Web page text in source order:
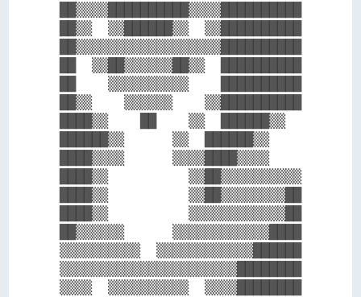
██▒▒▒▒██████████▒▒▒▒██████████
██▒▒  ▒▒██████▒▒  ▒▒██████████
██▒▒▒▒▒▒▒▒▒▒▒▒▒▒▒▒▒▒██████████
██  ▒▒██▒▒▒▒▒▒██▒▒  ██████████
██    ▒▒▒▒▒▒▒▒▒▒    ██████████
██▒▒    ▒▒▒▒▒▒    ▒▒██████████
████▒▒    ██    ▒▒  ██████▒▒
██████▒▒      ▒▒  ██████▒▒
████▒▒▒▒      ▒▒▒▒████▒▒▒▒
████▒▒          ▒▒██▒▒▒▒▒▒▒▒▒▒
████▒▒          ▒▒██▒▒▒▒▒▒▒▒██
████▒▒          ▒▒▒▒▒▒▒▒▒▒▒▒██
██▒▒▒▒▒▒      ▒▒▒▒▒▒▒▒▒▒▒▒████
▒▒▒▒▒▒▒▒▒▒  ▒▒▒▒▒▒▒▒▒▒▒▒██████
▒▒▒▒▒▒▒▒▒▒▒▒▒▒▒▒▒▒▒▒▒▒████████
▒▒▒▒  ▒▒▒▒▒▒▒▒▒▒  ▒▒▒▒████████